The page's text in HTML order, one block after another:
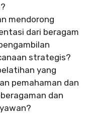
mendorong
dari beragam
strategis?
yang
pemahaman dan
dan